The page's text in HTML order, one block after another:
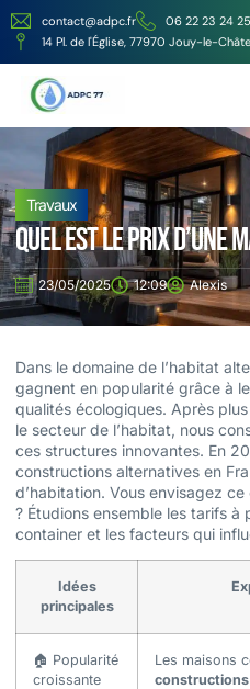
contact@adpc.fr
06 22 23 24 25
14 Pl. de l'Église, 77970 Jouy-le-
Travaux
Quel est le prix d’une
23/05/2025 12:09 Alexis
Dans le domaine de l’habitat
gagnent en popularité grâce à
qualités écologiques. Après
le secteur de l’habitat, nous
ces structures innovantes. En
constructions alternatives en
d’habitation. Vous envisagez
? Étudions ensemble les tarifs à
container et les facteurs qui
Idées
principales
🏠 Popularité
croissante
Les maisons